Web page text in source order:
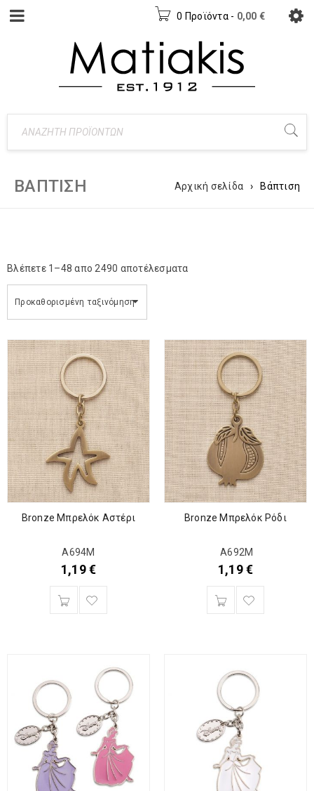
0 Προϊόντα - 0,00 €
ΒΆΠΤΙΣΗ Αρχική σελίδα › Βάπτιση
Βλέπετε 1–48 απο 2490 αποτέλεσματα
Προκαθορισμένη ταξινόμηση
Bronze Μπρελόκ Αστέρι
Α694Μ
1,19€
Bronze Μπρελόκ Ρόδι
Α692Μ
1,19€